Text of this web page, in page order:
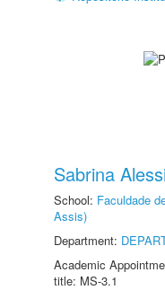
Sabrina
School: Faculdade
Assis)
Department:
Academic
title: MS-3.1